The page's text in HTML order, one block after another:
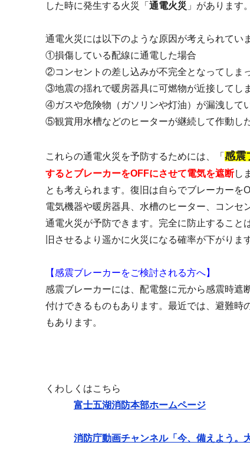
した時に発生する火災「 通電火災 」があります。
通電火災には以下のような原因が考えられてい
①損傷している配線に通電した場合
②コンセントの差し込みが不完全となってしま
③地震の揺れで暖房器具に可燃物が近接してし
④ガスや危険物（ガソリンや灯油）が漏洩して
⑤観賞用水槽などのヒーターが継続して作動
これらの通電火災を予防するためには、「 感震
するとブレーカーをOFFにさせて電気を遮断し
とも考えられます。復旧は自らでブレーカーを
電気機器や暖房器具、水槽のヒーター、コンセ
通電火災が予防できます。完全に防止すること
旧させるより遥かに火災になる確率が下がります
【感震ブレーカーをご検討される方へ】
感震ブレーカーには、配電盤に元から感震時遮
付けできるものもあります。最近では、避難時
もあります。
くわしくはこちら
富士五湖消防本部ホームページ
消防庁動画チャンネル「今、備えよう。